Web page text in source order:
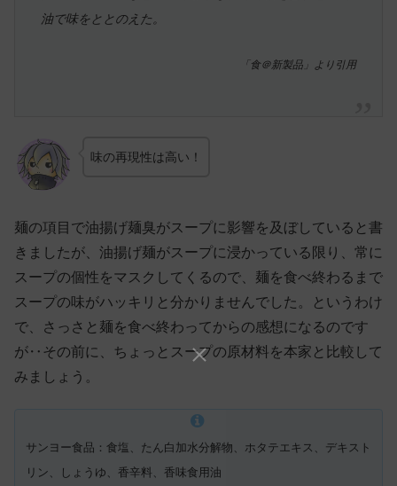
油で味をととのえた。
「食＠新製品」より引用
味の再現性は高い！
麺の項目で油揚げ麺臭がスープに影響を及ぼしていると書
きましたが、油揚げ麺がスープに浸かっている限り、常に
スープの個性をマスクしてくるので、麺を食べ終わるまで
スープの味がハッキリと分かりませんでした。というわけ
で、さっさと麺を食べ終わってからの感想になるのです
が‥その前に、ちょっとスープの原材料を本家と比較して
みましょう。
サンヨー食品：食塩、たん白加水分解物、ホタテエキス、デキスト
リン、しょうゆ、香辛料、香味食用油